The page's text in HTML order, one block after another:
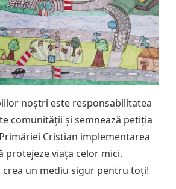
noștri este responsabilitatea
comunității și semnează petiția
Cristian implementarea
protejeze viața celor mici.
un mediu sigur pentru toți!